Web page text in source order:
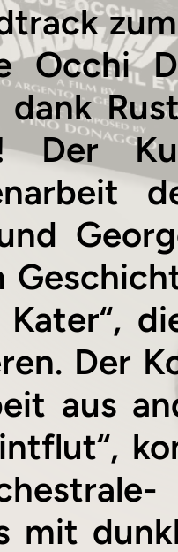
Occhi
dank
Der
Kater“,
Der
aus
mit